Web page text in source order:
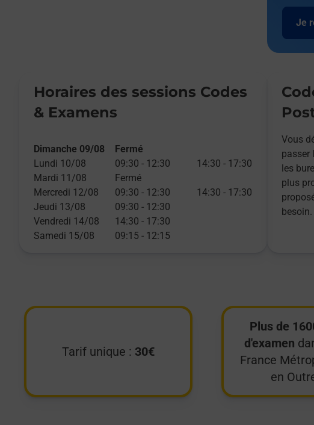
Je
Horaires des sessions Codes
& Examens
Dimanche 09/08
Fermé
Lundi 10/08
09:30 - 12:30 14:30 - 17:30
Mardi 11/08
Fermé
Mercredi 12/08
09:30 - 12:30 14:30 - 17:30
Jeudi 13/08
09:30 - 12:30
Vendredi 14/08
14:30 - 17:30
Samedi 15/08
09:15 - 12:15
Vous
passer
les
plus
besoin.
Tarif unique : 30€
Plus de
d'examen
France
en